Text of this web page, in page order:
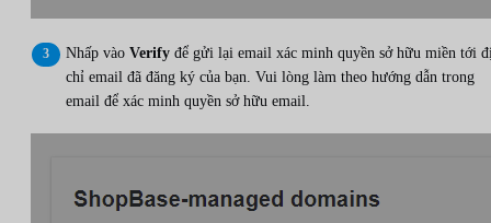
Nhấp vào Verify để gửi lại email xác minh quyền sở hữu miền tới
chỉ email đã đăng ký của bạn. Vui lòng làm theo hướng dẫn trong
email để xác minh quyền sở hữu email.